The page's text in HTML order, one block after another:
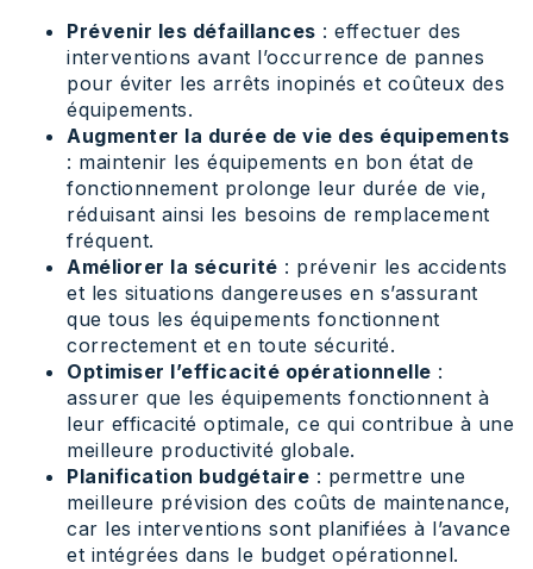
Prévenir les défaillances : effectuer des
interventions avant l’occurrence de pannes
pour éviter les arrêts inopinés et coûteux des
équipements.
Augmenter la durée de vie des équipements
: maintenir les équipements en bon état de
fonctionnement prolonge leur durée de vie,
réduisant ainsi les besoins de remplacement
fréquent.
Améliorer la sécurité : prévenir les accidents
et les situations dangereuses en s’assurant
que tous les équipements fonctionnent
correctement et en toute sécurité.
Optimiser l’efficacité opérationnelle :
assurer que les équipements fonctionnent à
leur efficacité optimale, ce qui contribue à une
meilleure productivité globale.
Planification budgétaire : permettre une
meilleure prévision des coûts de maintenance,
car les interventions sont planifiées à l’avance
et intégrées dans le budget opérationnel.